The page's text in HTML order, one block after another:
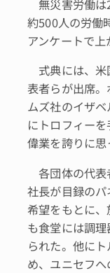
無災害労働は
約500人の労働
アンケートで上
式典には、米
表者らが出席
ムズ社のイザ
にトロフィーを
偉業を誇りに思
各団体の代表
社長が目録の
希望をもとに
も食堂には調
られた。他に
め、ユニセフへ